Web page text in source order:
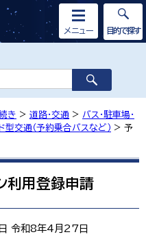
メニュー 目的で探す
き > 道路・交通 > バス・駐車場・
型交通（予約乗合バスなど） > 予
利用登録申請
令和8年4月27日